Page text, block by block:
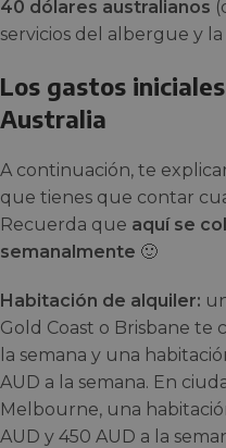
40 dólares australianos
servicios del albergue y
Los gastos
Australia
A continuación, te
que tienes que contar
Recuerda que aquí se
semanalmente 🙂
Habitación de alquiler:
Gold Coast o Brisbane te
la semana y una
AUD a la semana. En
Melbourne, una
AUD y 450 AUD a la